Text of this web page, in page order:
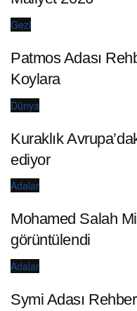
Gezi
Patmos Adası
Koylara
Dünya
Kuraklık
ediyor
Adalar
Mohamed Salah
görüntülendi
Adalar
Symi Adası